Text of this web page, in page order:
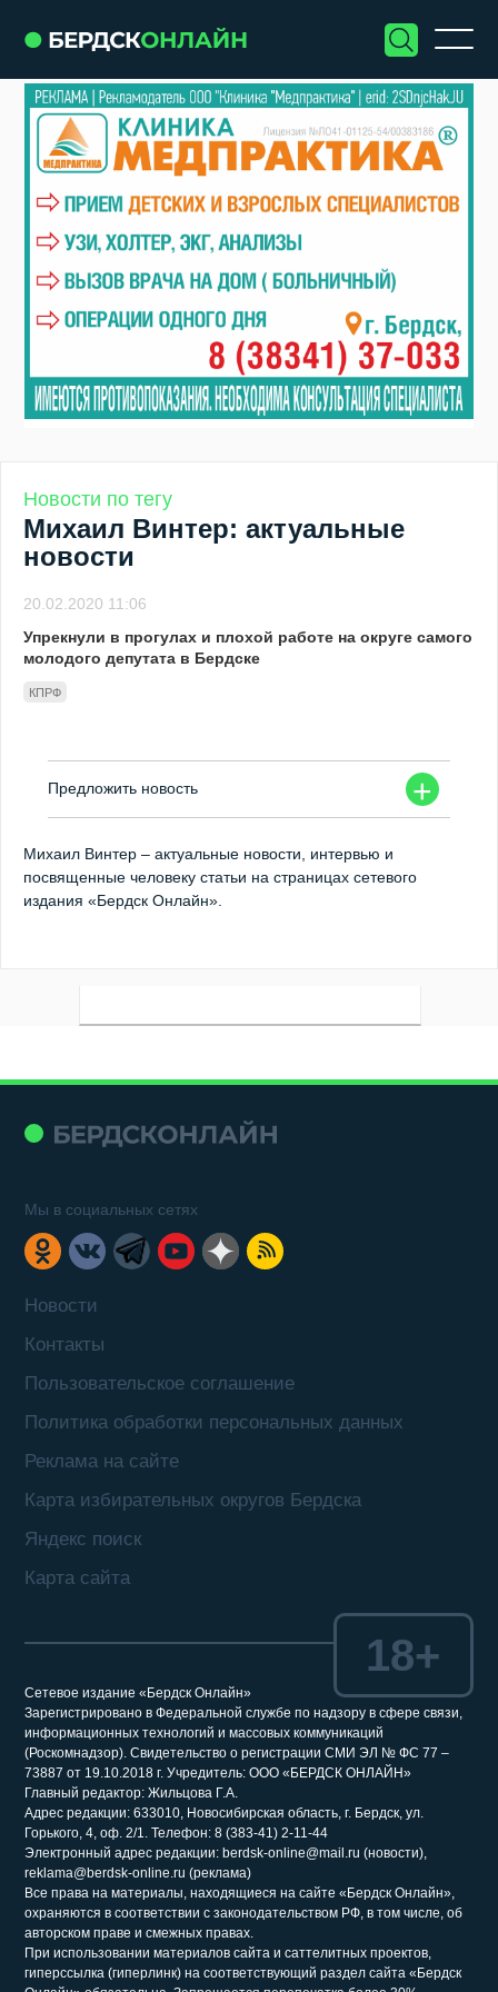
Новости по тегу
Михаил Винтер: актуальные
новости
20.02.2020 11:06
Упрекнули в прогулах и плохой работе на округе самого
молодого депутата в Бердске
КПРФ
+
Предложить новость
Михаил Винтер – актуальные новости, интервью и
посвященные человеку статьи на страницах сетевого
издания «Бердск Онлайн».
Новости
Контакты
Пользовательское соглашение
Политика обработки персональных данных
Реклама на сайте
Карта избирательных округов Бердска
Яндекс поиск
Карта сайта
Мы в социальных сетях
Сетевое издание «Бердск Онлайн»
Зарегистрировано в Федеральной службе по надзору в сфере связи,
информационных технологий и массовых коммуникаций
(Роскомнадзор). Свидетельство о регистрации СМИ ЭЛ № ФС 77 –
73887 от 19.10.2018 г. Учредитель: ООО «БЕРДСК ОНЛАЙН»
Главный редактор: Жильцова Г.А.
Адрес редакции: 633010, Новосибирская область, г. Бердск, ул.
Горького, 4, оф. 2/1. Телефон: 8 (383-41) 2-11-44
Электронный адрес редакции: berdsk-online@mail.ru (новости),
reklama@berdsk-online.ru (реклама)
Все права на материалы, находящиеся на сайте «Бердск Онлайн»,
охраняются в соответствии с законодательством РФ, в том числе, об
авторском праве и смежных правах.
При использовании материалов сайта и саттелитных проектов,
гиперссылка (гиперлинк) на соответствующий раздел сайта «Бердск
18+